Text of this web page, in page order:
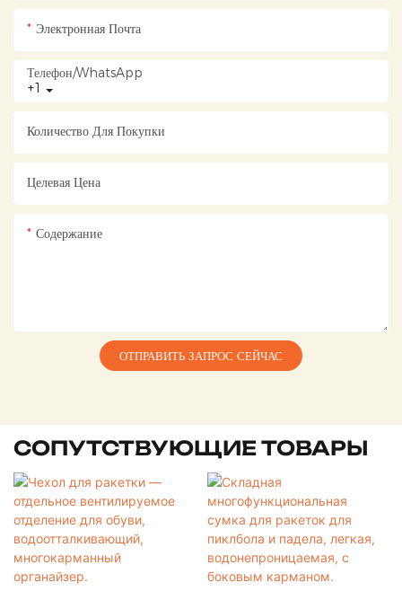
Электронная Почта
+1
Телефон/WhatsApp
Количество Для Покупки
Целевая Цена
Содержание
ОТПРАВИТЬ ЗАПРОС СЕЙЧАС
СОПУТСТВУЮЩИЕ ТОВАРЫ